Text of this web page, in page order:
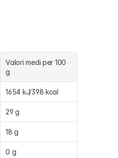
Valori medi per 100
g
1654 kJ/398 kcal
29 g
18 g
0 g